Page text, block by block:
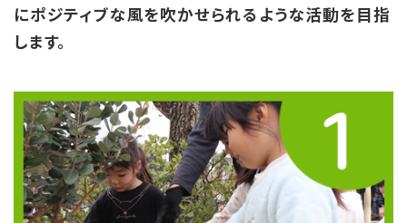
にポジティブな風を吹かせられるような活動を目指
します。